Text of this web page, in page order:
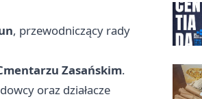
, przewodniczący rady
Zasańskim.
oraz działacze